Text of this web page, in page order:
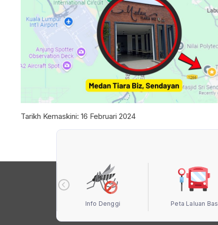
Tarikh Kemaskini: 16 Februari 2024
Info Denggi Peta Laluan Bas